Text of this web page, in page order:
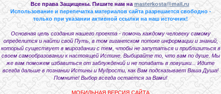
Все права Защищены. Пишите нам на masterkosta@mail.ru
Использование и перепечатка материалов сайта разрешается свободно -
только при указании активной ссылки на наш источник!
Основная цель создания нашего проекта - помочь каждому человеку самому
определится и найти свой Путь, в том гигантском потоке информации и знаний,
который существует в мироздании с тем, чтобы не запутаться и приблизиться в
своем самообразовании к настоящей Истине. Выбирайте то, что вам по душе. Мы
же вам поможем избавиться от заблуждений и не попадать в ловушки... Идите
всегда дальше в познании Истины и Мудрости, как Вам подсказывает Ваша Душа!
Помните! Выбор всегда остается за Вами!
МОБИЛЬНАЯ ВЕРСИЯ САЙТА